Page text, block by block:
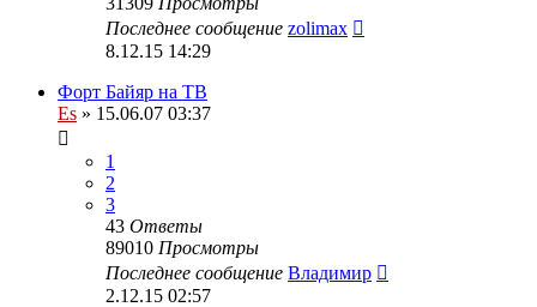
Последнее сообщение zolimax
8.12.15 14:29
Форт Байяр на ТВ
Es » 15.06.07 03:37
1
2
3
43 Ответы
89010 Просмотры
Последнее сообщение Владимир
2.12.15 02:57